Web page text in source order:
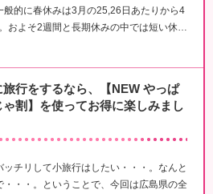
的に春休みは3月の25,26日あたりから4
およそ2週間と長期休みの中では短い休…
旅行をするなら、【NEW やっぱ
ゃ割】を使ってお得に楽しみまし
チリして小旅行はしたい・・・。なんと
・・。ということで、今回は広島県の全